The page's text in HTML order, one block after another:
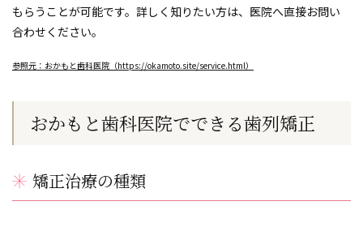
もらうことが可能です。詳しく知りたい方は、医院へ直接お問い
合わせください。
参照元：おかもと歯科医院（https://okamoto.site/service.html）
おかもと歯科医院でできる歯列矯正
矯正治療の種類